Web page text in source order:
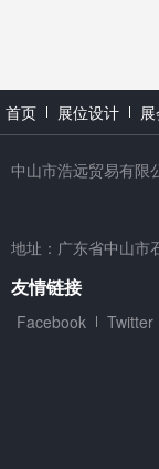
首页 展位设计
中山市浩远贸易有限
地址：广东省中山市
友情链接
Facebook Twitter